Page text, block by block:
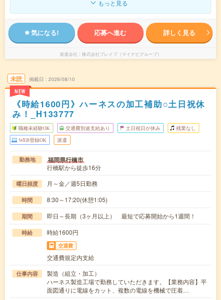
もっと見る
気になる! 応募へ進む 詳しく見る
派遣会社 株式会社ブレイブ（マイナビグループ）
未読
NEW
掲載日 2026/08/10
《時給1600円》ハーネスの加工補助○土日祝休
み！_H133777
職種未経験OK 交通費別途支給あり 土日祝日が休み 残業なし
WEB登録OK 派遣
勤務地 福岡県行橋市
行橋駅から徒歩16分
曜日頻度 月～金／週5日勤務
時間 8:30～17:20(休憩1:05)
期間 即日～長期（3ヶ月以上） 最短で応募開始から1週間！
時給 時給1600円
交通費
交通費規定内支給
仕事内容
製造（組立・加工）
ハーネス製造工場で勤務していただきます。【業務内容】平
面図通りに電線をカット、複数の電線を機械で圧着…